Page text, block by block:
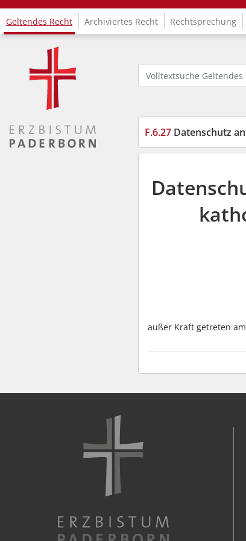
Logo Fachinformationssystem Kirchenrecht
Geltendes Recht Archiviertes Recht Rechtsprechung
Volltextsuche Geltendes
F.6.27 Datenschutz
außer Kraft getreten